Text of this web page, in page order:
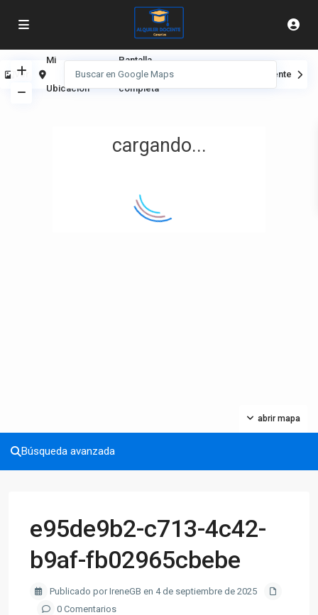
cargando...
abrir mapa
Ver
Mi
Ubicación
Pantalla
completa
Siguiente
Búsqueda avanzada
e95de9b2-c713-4c42-
b9af-fb02965cbebe
Publicado por IreneGB en 4 de septiembre de 2025
0 Comentarios